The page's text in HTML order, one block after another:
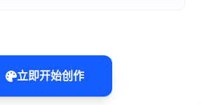
立即开始创作